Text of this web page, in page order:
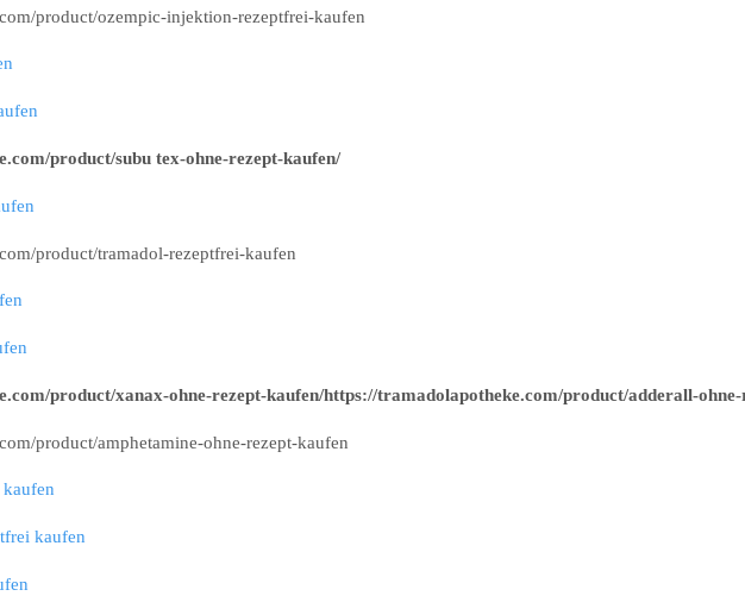
product/ozempic-injektion-rezeptfrei-kaufen
product/subu tex-ohne-rezept-kaufen/
product/tramadol-rezeptfrei-kaufen
product/xanax-ohne-rezept-kaufen/https://tramadolapotheke.com/product/adderall-
product/amphetamine-ohne-rezept-kaufen
kaufen